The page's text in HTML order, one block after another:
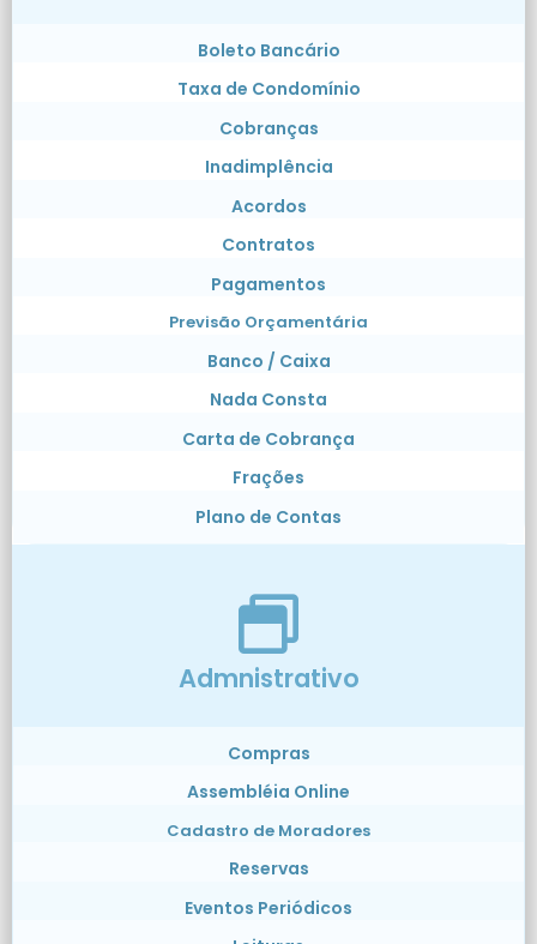
Boleto Bancário
Taxa de Condomínio
Cobranças
Inadimplência
Acordos
Contratos
Pagamentos
Previsão Orçamentária
Banco / Caixa
Nada Consta
Carta de Cobrança
Frações
Plano de Contas
Admnistrativo
Compras
Assembléia Online
Cadastro de Moradores
Reservas
Eventos Periódicos